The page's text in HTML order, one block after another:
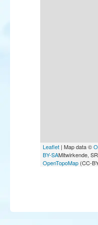
Leaflet | Map data ©
BY-SAMitwirkende,
OpenTopoMap (CC-